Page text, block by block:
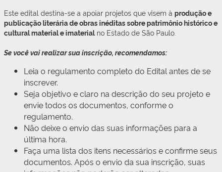
Este edital destina-se a apoiar projetos que visem à produção e
publicação literária de obras inéditas sobre patrimônio histórico e
cultural material e imaterial no Estado de São Paulo.
Se você vai realizar sua inscrição, recomendamos:
Leia o regulamento completo do Edital antes de se
inscrever.
Seja objetivo e claro na descrição do seu projeto e
envie todos os documentos, conforme o
regulamento.
Não deixe o envio das suas informações para a
última hora.
Faça uma lista dos itens necessários e confirme seus
documentos. Após o envio da sua inscrição, suas